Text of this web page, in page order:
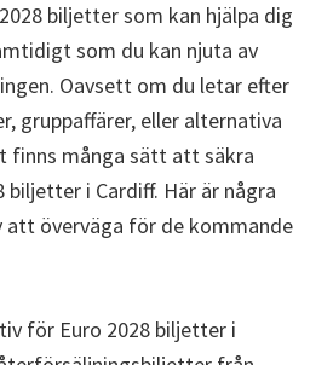
biljetter som kan hjälpa dig
som du kan njuta av
Oavsett om du letar efter
gruppaffärer, eller alternativa
finns många sätt att säkra
biljetter i Cardiff. Här är några
att överväga för de kommande
för Euro 2028 biljetter i